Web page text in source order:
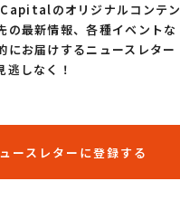
のオリジナルコンテン
の最新情報、各種イベントな
にお届けするニュースレター
逃しなく！
ースレターに登録する